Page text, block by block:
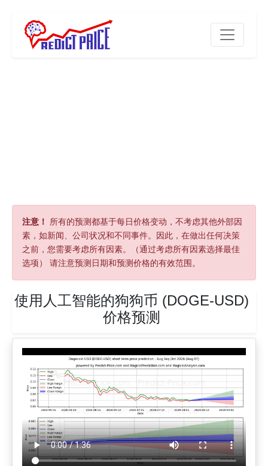
注意！
所有的预测都基于每日价格变动，不考虑其他外部因
素，如新闻、公司状况和不同事件。因此，在做出任何决策
之前，您需要考虑所有因素。（通过考虑所有因素选择最佳
选项） 请注意预测日期和预测价格的有效范围。
使用人工智能的狗狗币 (DOGE-USD)
价格预测